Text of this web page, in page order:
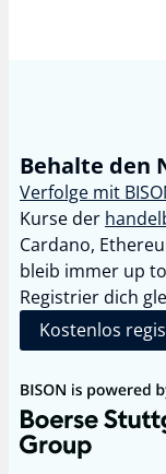
Verfolge mit
Kurse der
Cardano,
bleib immer up
Registrier dich
Behalte den
Kostenlos